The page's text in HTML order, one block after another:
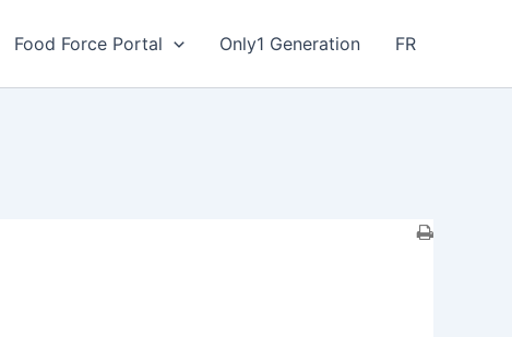
Food Force Portal Only1 Generation FR